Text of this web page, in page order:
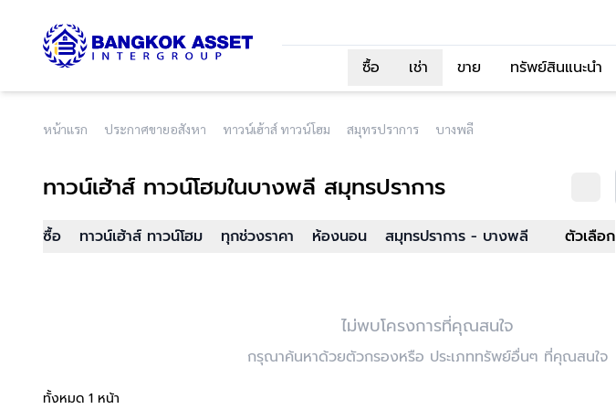
ซื้อ
เช่า ขาย ทรัพย์สินแนะนำ
หน้าแรก ประกาศขายอสังหา ทาวน์เฮ้าส์ ทาวน์โฮม สมุทรปราการ บางพลี
ทาวน์เฮ้าส์ ทาวน์โฮมในบางพลี สมุทรปราการ
ซื้อ ทาวน์เฮ้าส์ ทาวน์โฮม ทุกช่วงราคา ห้องนอน สมุทรปราการ - บางพลี ตัวเลือก
ไม่พบโครงการที่คุณสนใจ
กรุณาค้นหาด้วยตัวกรองหรือ ประเภททรัพย์อื่นๆ ที่คุณสนใจ
ทั้งหมด 1 หน้า